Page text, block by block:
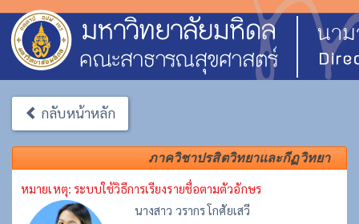
กลับหน้าหลัก
ภาควิชาปรสิตวิทยาและกีฏวิทยา
หมายเหตุ: ระบบใช้วิธีการเรียงรายชื่อตามตัวอักษร
นางสาว วรากร โกศัยเสวี